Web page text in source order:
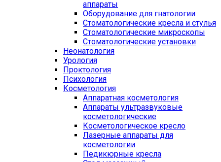
аппараты
Оборудование для гнатологии
Стоматологические кресла и стулья
Стоматологические микроскопы
Стоматологические установки
Неонатология
Урология
Проктология
Психология
Косметология
Аппаратная косметология
Аппараты ультразвуковые
косметологические
Косметологическое кресло
Лазерные аппараты для
косметологии
Педикюрные кресла